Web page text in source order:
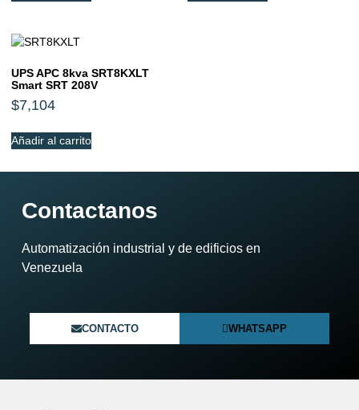
UPS APC 8kva SRT8KXLT
Smart SRT 208V
$7,104
Añadir al carrito
Contactanos
Automatización industrial y de edificios en
Venezuela​
CONTACTO WHATSAPP